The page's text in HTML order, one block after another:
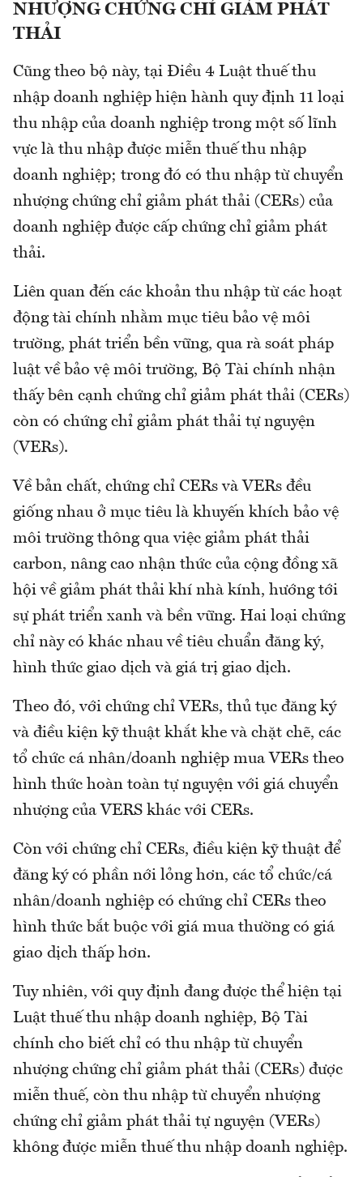
NHƯỢNG CHỨNG CHỈ GIẢM PHÁT
THẢI
Cũng theo bộ này, tại Điều 4 Luật thuế thu
nhập doanh nghiệp hiện hành quy định 11 loại
thu nhập của doanh nghiệp trong một số lĩnh
vực là thu nhập được miễn thuế thu nhập
doanh nghiệp; trong đó có thu nhập từ chuyển
nhượng chứng chỉ giảm phát thải (CERs) của
doanh nghiệp được cấp chứng chỉ giảm phát
thải.
Liên quan đến các khoản thu nhập từ các hoạt
động tài chính nhằm mục tiêu bảo vệ môi
trường, phát triển bền vững, qua rà soát pháp
luật về bảo vệ môi trường, Bộ Tài chính nhận
thấy bên cạnh chứng chỉ giảm phát thải (CERs)
còn có chứng chỉ giảm phát thải tự nguyện
(VERs).
Về bản chất, chứng chỉ CERs và VERs đều
giống nhau ở mục tiêu là khuyến khích bảo vệ
môi trường thông qua việc giảm phát thải
carbon, nâng cao nhận thức của cộng đồng xã
hội về giảm phát thải khí nhà kính, hướng tới
sự phát triển xanh và bền vững. Hai loại chứng
chỉ này có khác nhau về tiêu chuẩn đăng ký,
hình thức giao dịch và giá trị giao dịch.
Theo đó, với chứng chỉ VERs, thủ tục đăng ký
và điều kiện kỹ thuật khắt khe và chặt chẽ, các
tổ chức cá nhân/doanh nghiệp mua VERs theo
hình thức hoàn toàn tự nguyện với giá chuyển
nhượng của VERS khác với CERs.
Còn với chứng chỉ CERs, điều kiện kỹ thuật để
đăng ký có phần nới lỏng hơn, các tổ chức/cá
nhân/doanh nghiệp có chứng chỉ CERs theo
hình thức bắt buộc với giá mua thường có giá
giao dịch thấp hơn.
Tuy nhiên, với quy định đang được thể hiện tại
Luật thuế thu nhập doanh nghiệp, Bộ Tài
chính cho biết chỉ có thu nhập từ chuyển
nhượng chứng chỉ giảm phát thải (CERs) được
miễn thuế, còn thu nhập từ chuyển nhượng
chứng chỉ giảm phát thải tự nguyện (VERs)
không được miễn thuế thu nhập doanh nghiệp.